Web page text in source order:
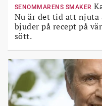
SENOMMARENS SMAKER
Nu är det tid att njuta
bjuder på recept på
sött.